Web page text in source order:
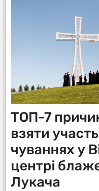
ТОП-7
взяти
чуваннях у
центрі
Лукача